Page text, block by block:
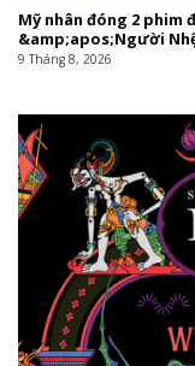
Mỹ nhân đóng 2 phim
&amp;apos;Người
9 Tháng 8, 2026